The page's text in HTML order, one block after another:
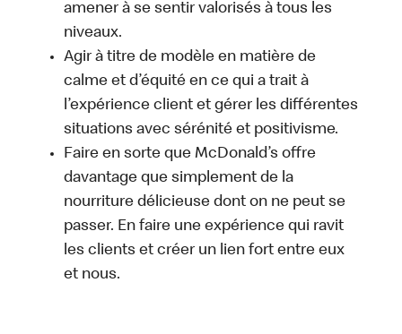
amener à se sentir valorisés à tous les
niveaux.
Agir à titre de modèle en matière de
calme et d’équité en ce qui a trait à
l’expérience client et gérer les différentes
situations avec sérénité et positivisme.
Faire en sorte que McDonald’s offre
davantage que simplement de la
nourriture délicieuse dont on ne peut se
passer. En faire une expérience qui ravit
les clients et créer un lien fort entre eux
et nous.